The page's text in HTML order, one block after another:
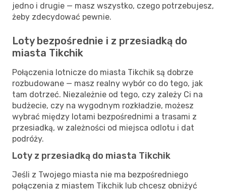
jedno i drugie — masz wszystko, czego potrzebujesz,
żeby zdecydować pewnie.
Loty bezpośrednie i z przesiadką do
miasta Tikchik
Połączenia lotnicze do miasta Tikchik są dobrze
rozbudowane — masz realny wybór co do tego, jak
tam dotrzeć. Niezależnie od tego, czy zależy Ci na
budżecie, czy na wygodnym rozkładzie, możesz
wybrać między lotami bezpośrednimi a trasami z
przesiadką, w zależności od miejsca odlotu i dat
podróży.
Loty z przesiadką do miasta Tikchik
Jeśli z Twojego miasta nie ma bezpośredniego
połączenia z miastem Tikchik lub chcesz obniżyć